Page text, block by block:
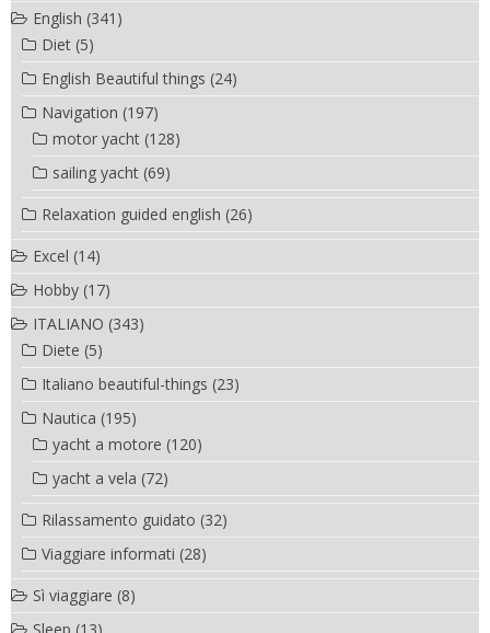
English (341)
Diet (5)
English Beautiful things (24)
Navigation (197)
motor yacht (128)
sailing yacht (69)
Relaxation guided english (26)
Excel (14)
Hobby (17)
ITALIANO (343)
Diete (5)
Italiano beautiful-things (23)
Nautica (195)
yacht a motore (120)
yacht a vela (72)
Rilassamento guidato (32)
Viaggiare informati (28)
Sì viaggiare (8)
Sleep (13)